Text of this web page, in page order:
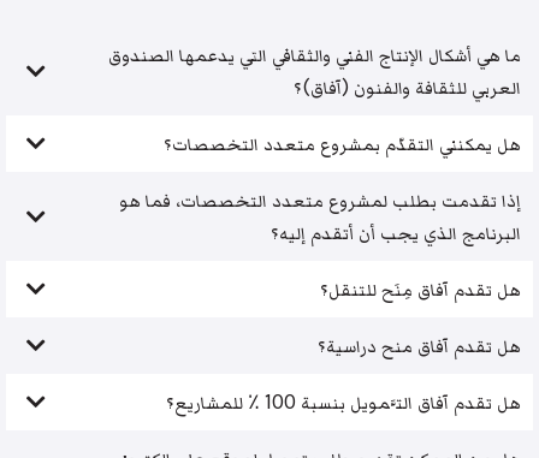
ما هي أشكال الإنتاج الفني والثقافي التي يدعمها الصندوق
العربي للثقافة والفنون (آفاق)؟
هل يمكنني التقدّم بمشروع متعدد التخصصات؟
إذا تقدمت بطلب لمشروع متعدد التخصصات، فما هو
البرنامج الذي يجب أن أتقدم إليه؟
هل تقدم آفاق مِنَح للتنقل؟
هل تقدم آفاق منح دراسية؟
هل تقدم آفاق التَّمويل بنسبة 100 ٪ للمشاريع؟